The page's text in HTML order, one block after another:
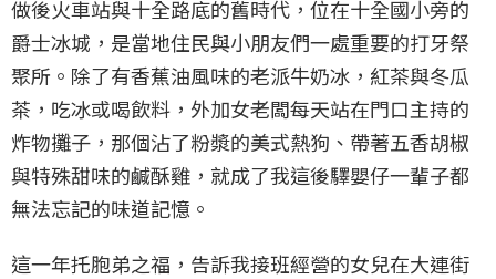
做後火車站與十全路底的舊時代，位在十全國小旁的
爵士冰城，是當地住民與小朋友們一處重要的打牙祭
聚所。除了有香蕉油風味的老派牛奶冰，紅茶與冬瓜
茶，吃冰或喝飲料，外加女老闆每天站在門口主持的
炸物攤子，那個沾了粉漿的美式熱狗、帶著五香胡椒
與特殊甜味的鹹酥雞，就成了我這後驛嬰仔一輩子都
無法忘記的味道記憶。
這一年托胞弟之福，告訴我接班經營的女兒在大連街